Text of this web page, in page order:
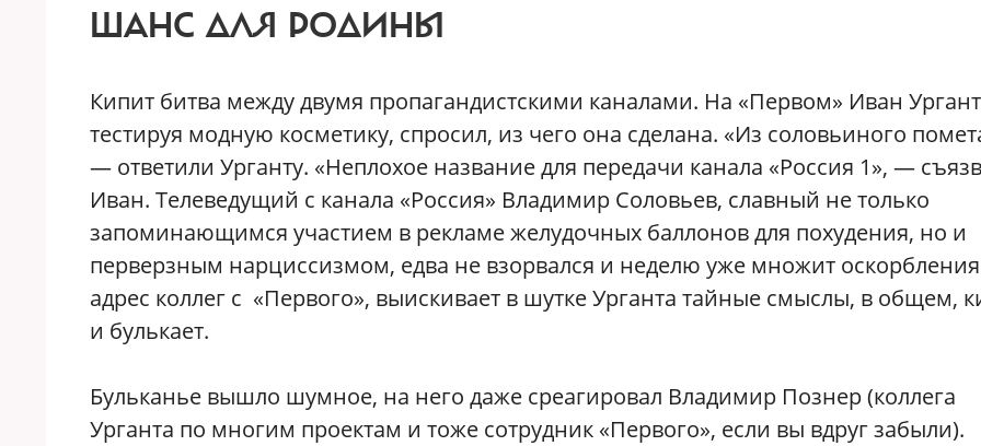
ШАНС ДЛЯ РОДИНЫ
Кипит битва между двумя пропагандистскими каналами. На «Первом» Иван
тестируя модную косметику, спросил, из чего она сделана. «Из соловьиного
— ответили Урганту. «Неплохое название для передачи канала «Россия 1», —
Иван. Телеведущий с канала «Россия» Владимир Соловьев, славный не только
запоминающимся участием в рекламе желудочных баллонов для похудения, но и
перверзным нарциссизмом, едва не взорвался и неделю уже множит
адрес коллег с «Первого», выискивает в шутке Урганта тайные смыслы, в общем,
и булькает.
Бульканье вышло шумное, на него даже среагировал Владимир Познер (коллега
Урганта по многим проектам и тоже сотрудник «Первого», если вы вдруг забыли).